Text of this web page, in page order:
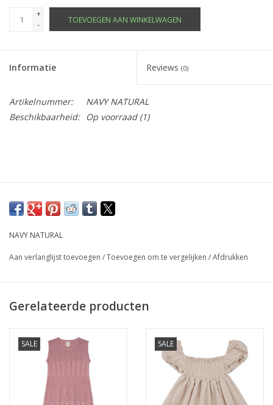
+
-
TOEVOEGEN AAN WINKELWAGEN
Informatie Reviews (0)
Artikelnummer:
NAVY NATURAL
Beschikbaarheid:
Op voorraad(1)
NAVY NATURAL
Aan verlanglijst toevoegen /Toevoegen om te vergelijken /Afdrukken
Gerelateerde producten
SALE SALE